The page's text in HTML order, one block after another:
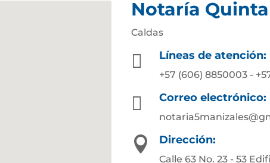
Notaría
Caldas
 Líneas de atención:
+57 (606) 8850003 -
 Correo electrónico:
 Dirección:
Calle 63 No. 23 - 53